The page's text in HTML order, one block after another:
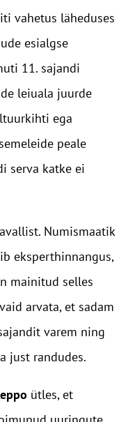
vahetus läheduses
esialgse
11. sajandi
leiuala juurde
ega
peale
serva katke ei
Numismaatik
eksperthinnangus,
mainitud selles
arvata, et sadam
varem ning
just randudes.
ütles, et